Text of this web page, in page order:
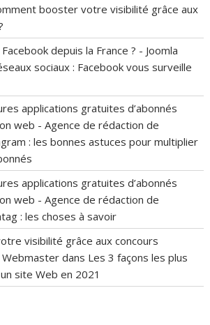
booster votre visibilité grâce aux
depuis la France ? - Joomla
sociaux : Facebook vous surveille
applications gratuites d’abonnés
web - Agence de rédaction de
: les bonnes astuces pour multiplier
applications gratuites d’abonnés
web - Agence de rédaction de
: les choses à savoir
visibilité grâce aux concours
Webmaster dans Les 3 façons les plus
site Web en 2021